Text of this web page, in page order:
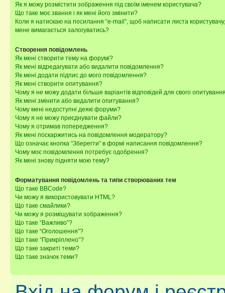
Як я можу розмістити зображення під своїм іменем користувача?
Що таке моє звання і як мені його змінити?
Коли я натискаю на посилання “e-mail”, щоб написати листа користувачу,
мене вимагається залогуватись?
Створення повідомлень
Як мені створити тему на форумі?
Як мені відредагувати або видалити повідомлення?
Як мені додати підпис до мого повідомлення?
Як мені створити опитування?
Чому я не можу додати більше варіантів відповідей для свого
Як мені змінити або видалити опитування?
Чому мені недоступні деякі форуми?
Чому я не можу приєднувати файли?
Чому я отримав попередження?
Як мені поскаржитись на повідомлення модератору?
Що означає кнопка “Зберегти” в формі написання повідомлення?
Чому моє повідомлення потребує одобрення?
Як мені знову підняти мою тему?
Форматування повідомлень та типи створюваних тем
Що таке BBCode?
Чи можу я використовувати HTML?
Що таке смайлики?
Чи можу я розміщувати зображення?
Що таке “Важливо”?
Що таке “Оголошення”?
Що таке “Прикріплено”?
Що таке закриті теми?
Що таке значок теми?